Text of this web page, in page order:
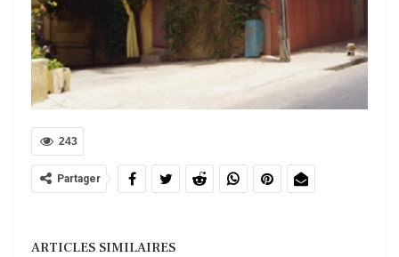
243
Partager
ARTICLES SIMILAIRES